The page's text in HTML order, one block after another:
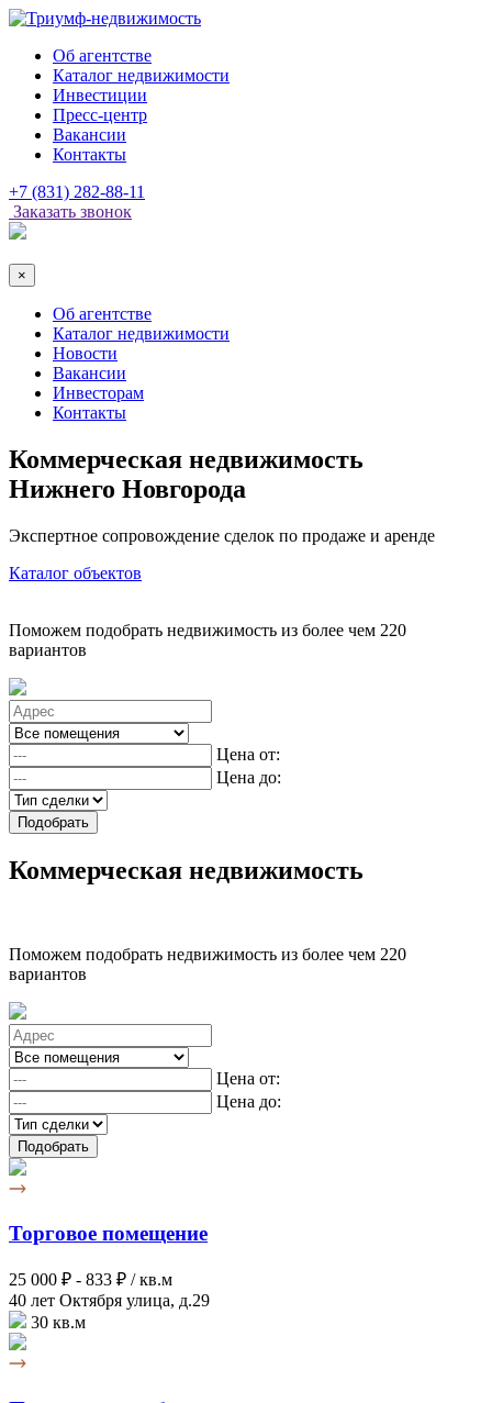
Об агентстве
Каталог недвижимости
Инвестиции
Пресс-центр
Вакансии
Контакты
+7 (831) 282-88-11
Заказать звонок
×
Об агентстве
Каталог недвижимости
Новости
Вакансии
Инвесторам
Контакты
Коммерческая недвижимость
Нижнего Новгорода
Экспертное сопровождение сделок по продаже и аренде
Каталог объектов
Поможем подобрать недвижимость из более чем 220
вариантов
Цена от:
Цена до:
Подобрать
Коммерческая недвижимость
Поможем подобрать недвижимость из более чем 220
вариантов
Цена от:
Цена до:
Подобрать
Торговое помещение
25 000 ₽ - 833 ₽ / кв.м
40 лет Октября улица, д.29
30 кв.м